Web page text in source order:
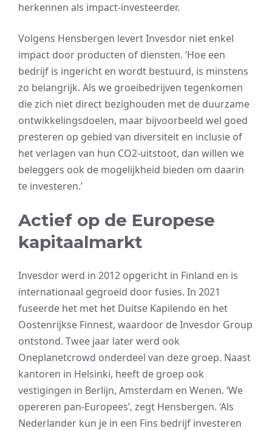
herkennen als impact-investeerder.
Volgens Hensbergen levert Invesdor niet enkel
impact door producten of diensten. ‘Hoe een
bedrijf is ingericht en wordt bestuurd, is minstens
zo belangrijk. Als we groeibedrijven tegenkomen
die zich niet direct bezighouden met de duurzame
ontwikkelingsdoelen, maar bijvoorbeeld wel goed
presteren op gebied van diversiteit en inclusie of
het verlagen van hun CO2-uitstoot, dan willen we
beleggers ook de mogelijkheid bieden om daarin
te investeren.’
Actief op de Europese
kapitaalmarkt
Invesdor werd in 2012 opgericht in Finland en is
internationaal gegroeid door fusies. In 2021
fuseerde het met het Duitse Kapilendo en het
Oostenrijkse Finnest, waardoor de Invesdor Group
ontstond. Twee jaar later werd ook
Oneplanetcrowd onderdeel van deze groep. Naast
kantoren in Helsinki, heeft de groep ook
vestigingen in Berlijn, Amsterdam en Wenen. ‘We
opereren pan-Europees’, zegt Hensbergen. ‘Als
Nederlander kun je in een Fins bedrijf investeren